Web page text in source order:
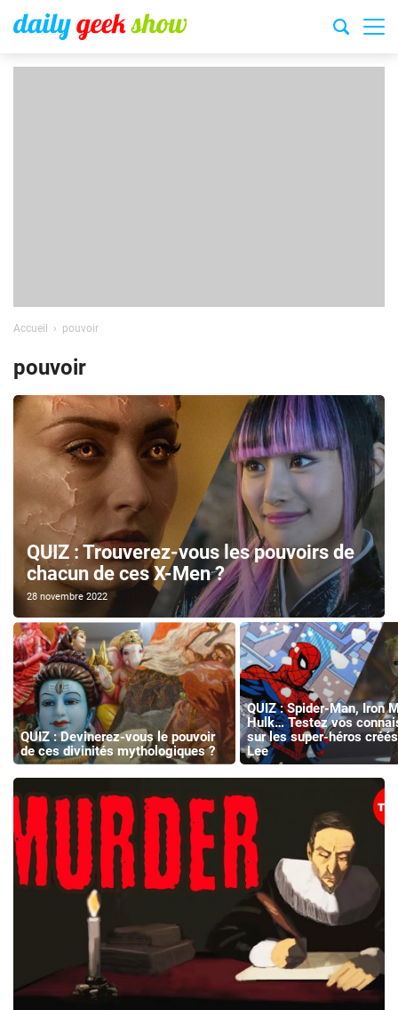
Accueil pouvoir
pouvoir
QUIZ : Trouverez-vous les pouvoirs de
chacun de ces X-Men ?
28 novembre 2022
QUIZ : Devinerez-vous le pouvoir
de ces divinités mythologiques ?
QUIZ : Spider-Man, Iron
Hulk… Testez vos
sur les super-héros
Lee